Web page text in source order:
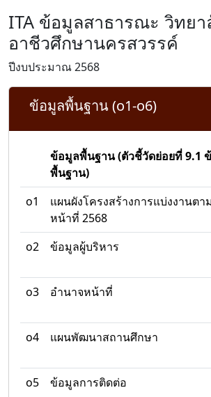
ITA ข้อมูลสาธารณะ วิทยา
อาชีวศึกษานครสวรรค์
ปีงบประมาณ 2568
ข้อมูลพื้นฐาน (o1-o6)
ข้อมูลพื้นฐาน (ตัวชี้วัดย่อยที่ 9.1
พื้นฐาน)
o1
แผนผังโครงสร้างการแบ่งงานตาม
หน้าที่ 2568
o2
ข้อมูลผู้บริหาร
o3
อำนาจหน้าที่
o4
แผนพัฒนาสถานศึกษา
o5
ข้อมูลการติดต่อ